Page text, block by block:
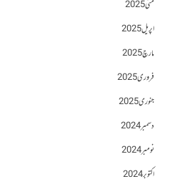
مئی 2025
اپریل 2025
مارچ 2025
فروری 2025
جنوری 2025
دسمبر 2024
نومبر 2024
اکتوبر 2024